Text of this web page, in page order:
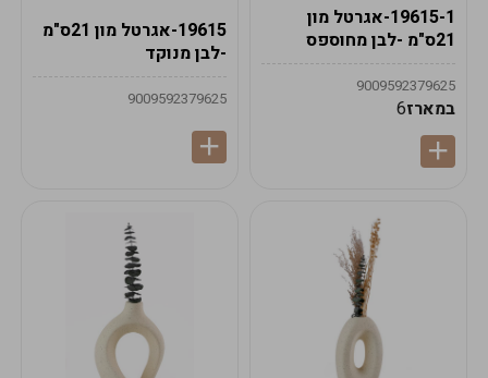
19615-1-אגרטל מון
21ס"מ -לבן מחוספס
9009592379625
במארז6
19615-אגרטל מון 21ס"מ
-לבן מנוקד
9009592379625